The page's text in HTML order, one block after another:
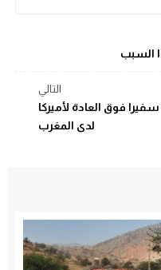
السبب
التالي
فوق العادة لأميركا
لدى المغرب